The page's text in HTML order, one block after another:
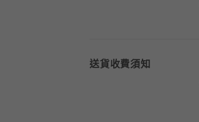
送貨收費須知